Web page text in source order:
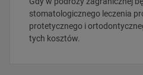
stomatologicznego leczenia
protetycznego i
tych kosztów.